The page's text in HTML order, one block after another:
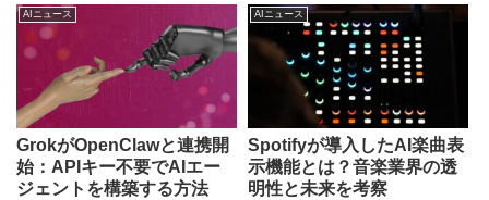
いアプリは、この課題を解決し、
グループチャットから具体的な計
画へとスムーズに移行させる画期
的なソリューションを提供しま
ChatGPT、Claude、Geminiの特性
を比較し、AIの限界と人間の役
割、日本企業が「責任あるAI」を
導入するための戦略を専門ライタ
ーが解説します。
AIニュース
GrokがOpenClawと連携開
始：APIキー不要でAIエー
ジェントを構築する方法
AIニュース
Spotifyが導入したAI楽曲表
示機能とは？音楽業界の透
明性と未来を考察